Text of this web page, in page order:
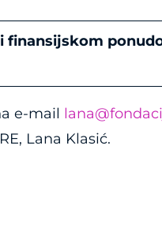
finansijskom
e-mail
Lana Klasić.